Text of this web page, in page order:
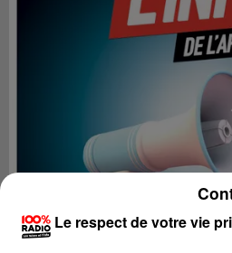
Le respect de votre vie